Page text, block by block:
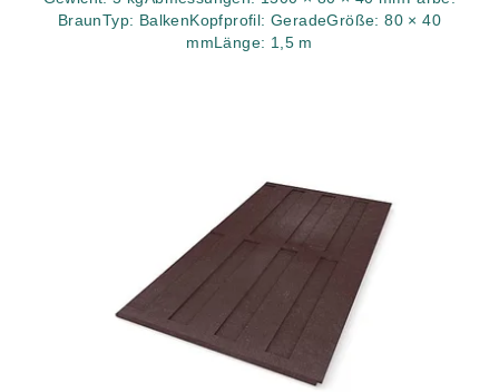
BraunTyp: BalkenKopfprofil: GeradeGröße: 80 × 40
mmLänge: 1,5 m